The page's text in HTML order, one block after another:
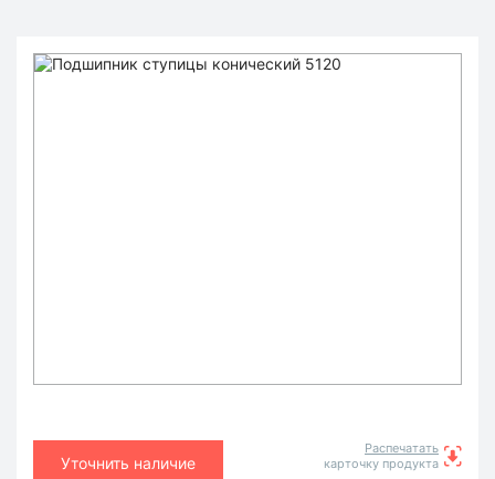
Уточнить наличие
Распечатать
карточку продукта